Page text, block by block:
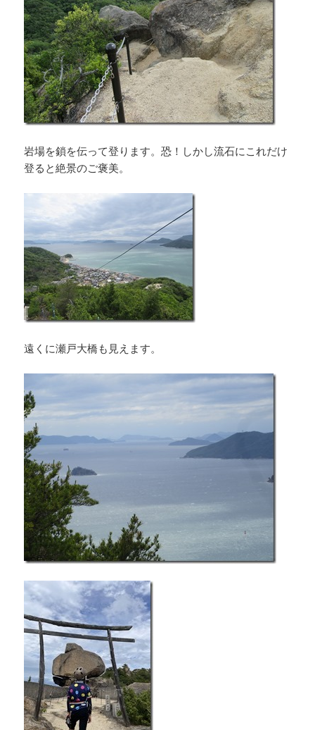
岩場を鎖を伝って登ります。恐！しかし流石にこれだけ
登ると絶景のご褒美。
遠くに瀬戸大橋も見えます。